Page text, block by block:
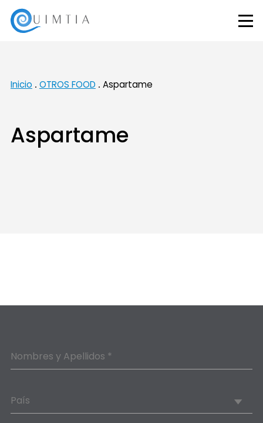
Inicio OTROS FOOD Aspartame
Aspartame
Nombres y Apellidos *
País